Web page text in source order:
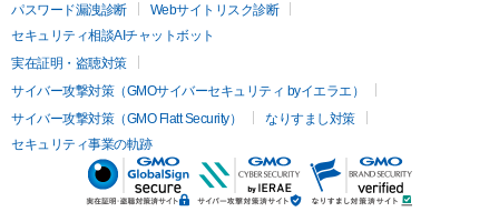
パスワード漏洩診断
Webサイトリスク診断
セキュリティ相談AIチャットボット
実在証明・盗聴対策
サイバー攻撃対策（GMOサイバーセキュリティ byイエラエ）
サイバー攻撃対策（GMO Flatt Security）
なりすまし対策
セキュリティ事業の軌跡